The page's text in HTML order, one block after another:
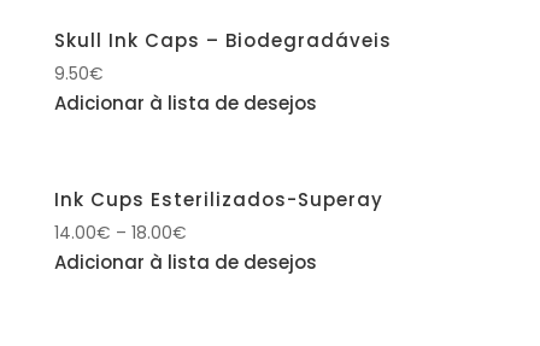
Skull Ink Caps – Biodegradáveis
9.50€
Adicionar à lista de desejos
Ink Cups Esterilizados-Superay
14.00€ – 18.00€
Adicionar à lista de desejos